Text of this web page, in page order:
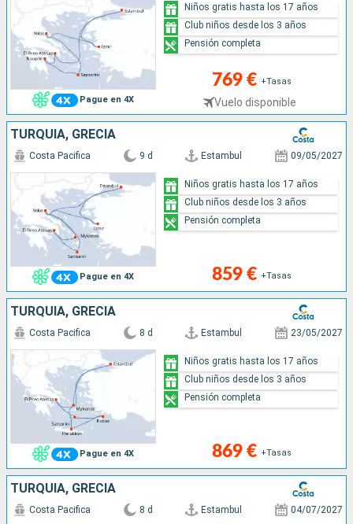
Pague en 4X
769 € +Tasas
Vuelo disponible
Niños gratis hasta los 17 años
Club niños desde los 3 años
Pensión completa
TURQUÍA, GRECIA
Pague en 4X
Costa Pacifica 9 d Estambul 09/05/2027
859 € +Tasas
Niños gratis hasta los 17 años
Club niños desde los 3 años
Pensión completa
TURQUÍA, GRECIA
Pague en 4X
Costa Pacifica 8 d Estambul 23/05/2027
869 € +Tasas
Niños gratis hasta los 17 años
Club niños desde los 3 años
Pensión completa
TURQUÍA, GRECIA
Costa Pacifica 8 d Estambul 04/07/2027